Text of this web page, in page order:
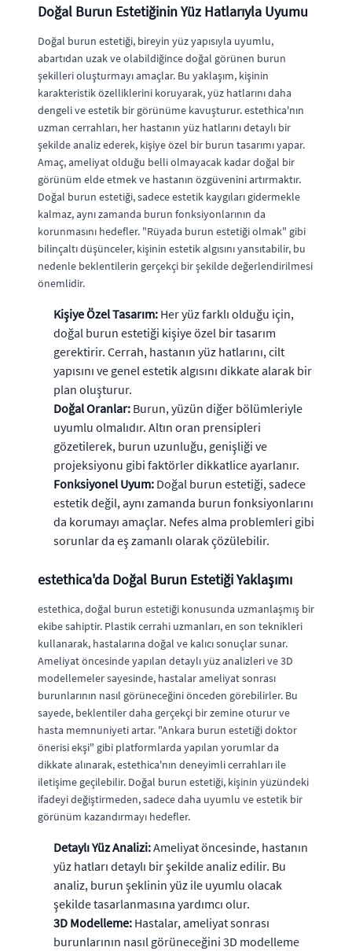
Doğal Burun Estetiğinin Yüz Hatlarıyla Uyumu
Doğal burun estetiği, bireyin yüz yapısıyla uyumlu,
abartıdan uzak ve olabildiğince doğal görünen burun
şekilleri oluşturmayı amaçlar. Bu yaklaşım, kişinin
karakteristik özelliklerini koruyarak, yüz hatlarını daha
dengeli ve estetik bir görünüme kavuşturur. estethica'nın
uzman cerrahları, her hastanın yüz hatlarını detaylı bir
şekilde analiz ederek, kişiye özel bir burun tasarımı yapar.
Amaç, ameliyat olduğu belli olmayacak kadar doğal bir
görünüm elde etmek ve hastanın özgüvenini artırmaktır.
Doğal burun estetiği, sadece estetik kaygıları gidermekle
kalmaz, aynı zamanda burun fonksiyonlarının da
korunmasını hedefler. "Rüyada burun estetiği olmak" gibi
bilinçaltı düşünceler, kişinin estetik algısını yansıtabilir, bu
nedenle beklentilerin gerçekçi bir şekilde değerlendirilmesi
önemlidir.
Kişiye Özel Tasarım: Her yüz farklı olduğu için,
doğal burun estetiği kişiye özel bir tasarım
gerektirir. Cerrah, hastanın yüz hatlarını, cilt
yapısını ve genel estetik algısını dikkate alarak bir
plan oluşturur.
Doğal Oranlar: Burun, yüzün diğer bölümleriyle
uyumlu olmalıdır. Altın oran prensipleri
gözetilerek, burun uzunluğu, genişliği ve
projeksiyonu gibi faktörler dikkatlice ayarlanır.
Fonksiyonel Uyum: Doğal burun estetiği, sadece
estetik değil, aynı zamanda burun fonksiyonlarını
da korumayı amaçlar. Nefes alma problemleri gibi
sorunlar da eş zamanlı olarak çözülebilir.
estethica'da Doğal Burun Estetiği Yaklaşımı
estethica, doğal burun estetiği konusunda uzmanlaşmış bir
ekibe sahiptir. Plastik cerrahi uzmanları, en son teknikleri
kullanarak, hastalarına doğal ve kalıcı sonuçlar sunar.
Ameliyat öncesinde yapılan detaylı yüz analizleri ve 3D
modellemeler sayesinde, hastalar ameliyat sonrası
burunlarının nasıl görüneceğini önceden görebilirler. Bu
sayede, beklentiler daha gerçekçi bir zemine oturur ve
hasta memnuniyeti artar. "Ankara burun estetiği doktor
önerisi ekşi" gibi platformlarda yapılan yorumlar da
dikkate alınarak, estethica'nın deneyimli cerrahları ile
iletişime geçilebilir. Doğal burun estetiği, kişinin yüzündeki
ifadeyi değiştirmeden, sadece daha uyumlu ve estetik bir
görünüm kazandırmayı hedefler.
Detaylı Yüz Analizi:Ameliyat öncesinde, hastanın
yüz hatları detaylı bir şekilde analiz edilir. Bu
analiz, burun şeklinin yüz ile uyumlu olacak
şekilde tasarlanmasına yardımcı olur.
3D Modelleme: Hastalar, ameliyat sonrası
burunlarının nasıl görüneceğini 3D modelleme